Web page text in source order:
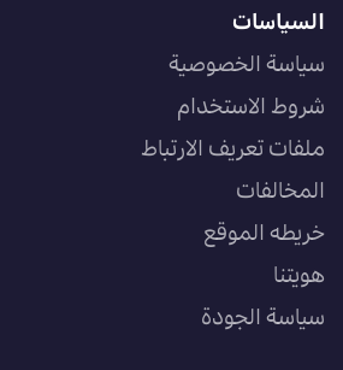
السياسات
سياسة الخصوصية
شروط الاستخدام
ملفات تعريف الارتباط
المخالفات
خريطه الموقع
هويتنا
سياسة الجودة